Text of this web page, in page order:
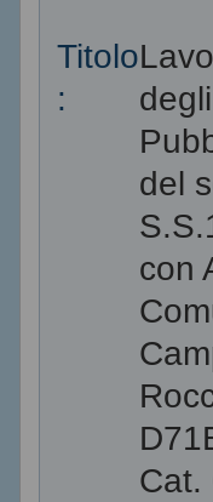
Titolo
:
del
con
Cat.